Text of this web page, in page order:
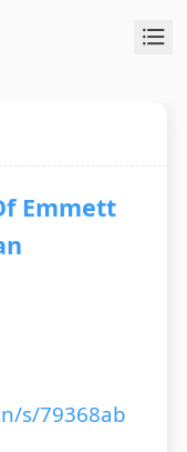
Emmett
s/79368ab